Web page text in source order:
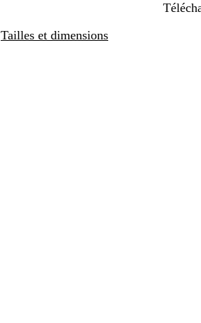
r
iTailles et dimensions